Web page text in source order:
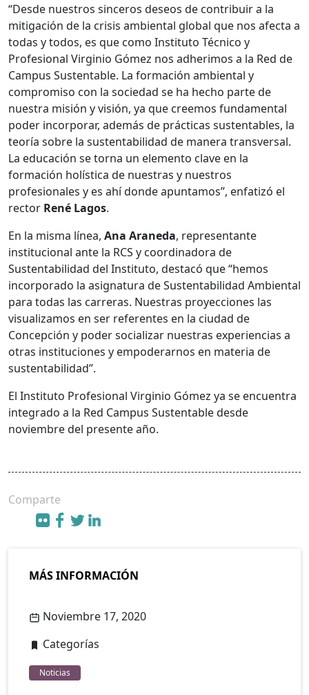
“Desde nuestros sinceros deseos de contribuir a la
mitigación de la crisis ambiental global que nos afecta a
todas y todos, es que como Instituto Técnico y
Profesional Virginio Gómez nos adherimos a la Red de
Campus Sustentable. La formación ambiental y
compromiso con la sociedad se ha hecho parte de
nuestra misión y visión, ya que creemos fundamental
poder incorporar, además de prácticas sustentables, la
teoría sobre la sustentabilidad de manera transversal.
La educación se torna un elemento clave en la
formación holística de nuestras y nuestros
profesionales y es ahí donde apuntamos”, enfatizó el
rector René Lagos.
En la misma línea, Ana Araneda, representante
institucional ante la RCS y coordinadora de
Sustentabilidad del Instituto, destacó que “hemos
incorporado la asignatura de Sustentabilidad Ambiental
para todas las carreras. Nuestras proyecciones las
visualizamos en ser referentes en la ciudad de
Concepción y poder socializar nuestras experiencias a
otras instituciones y empoderarnos en materia de
sustentabilidad”.
El Instituto Profesional Virginio Gómez ya se encuentra
integrado a la Red Campus Sustentable desde
noviembre del presente año.
Comparte
MÁS INFORMACIÓN
Noviembre 17, 2020
Categorías
Noticias